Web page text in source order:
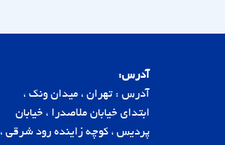
آدرس:
آدرس : تهران ، میدان ونک ،
ابتدای خیابان ملاصدرا ، خیابان
پردیس ، کوچه زاینده رود شرقی ،